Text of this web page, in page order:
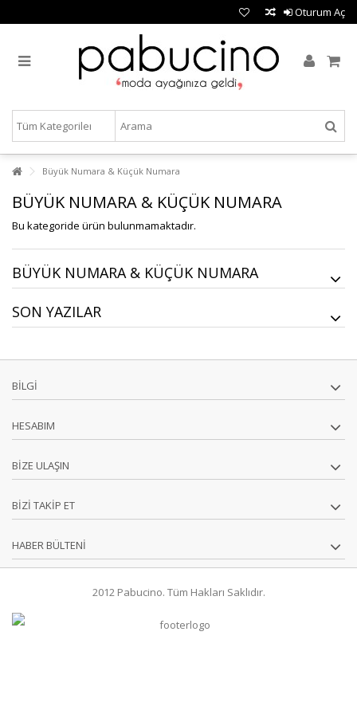
Oturum Aç
Büyük Numara & Küçük Numara
BÜYÜK NUMARA & KÜÇÜK NUMARA
Bu kategoride ürün bulunmamaktadır.
BÜYÜK NUMARA & KÜÇÜK NUMARA
SON YAZILAR
BILGI
HESABIM
BIZE ULAŞIN
BIZI TAKIP ET
HABER BÜLTENI
2012 Pabucino. Tüm Hakları Saklıdır.